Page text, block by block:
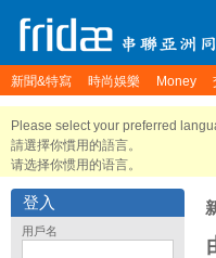
新聞&特寫 時尚娛樂 Money
Please select your preferred
請選擇你慣用的語言。
请选择你惯用的语言。
登入
用戶名